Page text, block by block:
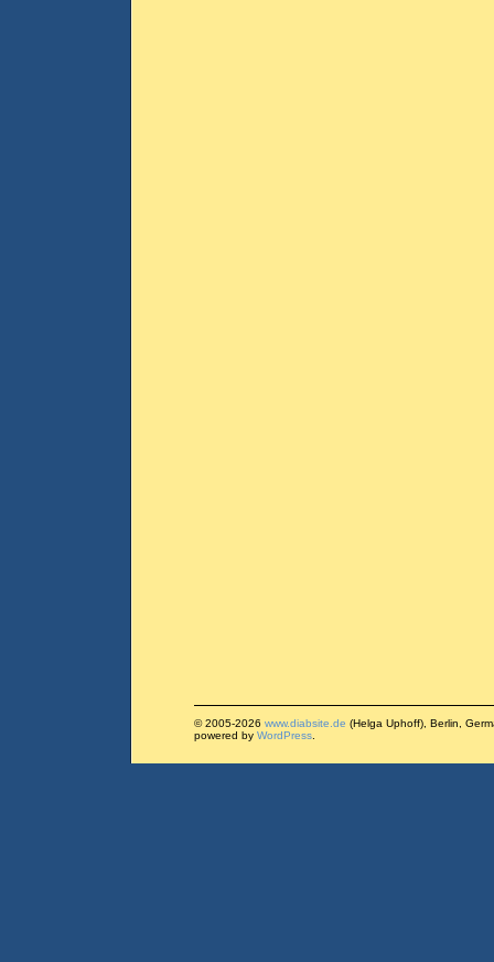
© 2005-2026 www.diabsite.de (Helga Uphoff), Berlin,
powered by WordPress.